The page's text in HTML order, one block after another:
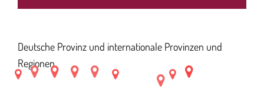
Deutsche Provinz und internationale Provinzen und
Regionen.